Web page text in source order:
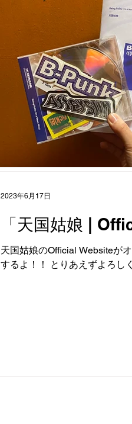
「天国姑娘 |
天国姑娘のOfficial Websiteが
するよ！！ とりあえずよろし
2023年6月17日